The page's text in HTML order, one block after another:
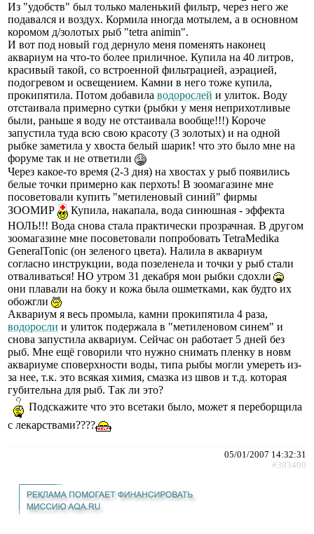
Из "удобств" был только маленький фильтр, через него же
подавался и воздух. Кормила иногда мотылем, а в основном
коромом д/золотых рыб "tetra animin".
И вот под новый год дернуло меня поменять наконец
аквариум на что-то более приличное. Купила на 40 литров,
красивый такой, со встроенной фильтрацией, аэрацией,
подогревом и освещением. Камни в него тоже купила,
прокипятила. Потом добавила водорослей и улиток. Воду
отстаивала примерно сутки (рыбки у меня неприхотливые
были, раньше я воду не отстаивала вообще!!!) Короче
запустила туда всю свою красоту (3 золотых) и на одной
рыбке заметила у хвоста белый шарик! что это было мне на
форуме так и не ответили
Через какое-то время (2-3 дня) на хвостах у рыб появились
белые точки примерно как перхоть! В зоомагазине мне
посоветовали купить "метиленовый синий" фирмы
ЗООМИР
Купила, накапала, вода синюшная - эффекта
НОЛЬ!!! Вода снова стала практически прозрачная. В другом
зоомагазине мне посоветовали попробовать TetraMedika
GeneralTonic (он зеленого цвета). Налила в аквариум
согласно инструкции, вода позеленела и точки у рыб стали
отваливаться! НО утром 31 декабря мои рыбки сдохли
они плавали на боку и кожа была ошметками, как будто их
обожгли
Аквариум я весь промыла, камни прокипятила 4 раза,
водоросли и улиток подержала в "метиленовом синем" и
снова запустила аквариум. Сейчас он работает 5 дней без
рыб. Мне ещё говорили что нужно снимать пленку в новм
аквариуме споверхности воды, типа рыбы могли умереть из-
за нее, т.к. это всякая химия, смазка из швов и т.д. которая
губительна для рыб. Так ли это?
Подскажите что это всетаки было, может я переборщила
с лекарствами????
05/01/2007 14:32:31
#393400